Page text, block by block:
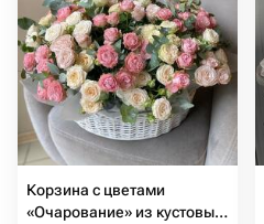
Корзина с цветами
«Очарование» из кустовых